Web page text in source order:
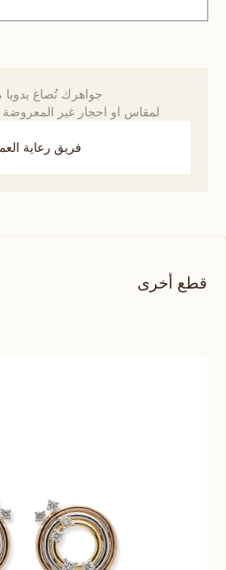
جواهرك تُصاغ
لمقاس او احجار غير المعروضة
فريق رعاية
قطع أخرى